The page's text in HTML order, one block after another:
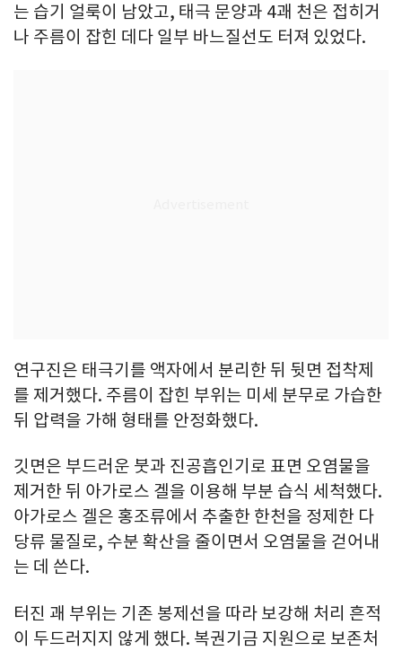
는 습기 얼룩이 남았고, 태극 문양과 4괘 천은 접히거
나 주름이 잡힌 데다 일부 바느질선도 터져 있었다.
연구진은 태극기를 액자에서 분리한 뒤 뒷면 접착제
를 제거했다. 주름이 잡힌 부위는 미세 분무로 가습한
뒤 압력을 가해 형태를 안정화했다.
깃면은 부드러운 붓과 진공흡인기로 표면 오염물을
제거한 뒤 아가로스 겔을 이용해 부분 습식 세척했다.
아가로스 겔은 홍조류에서 추출한 한천을 정제한 다
당류 물질로, 수분 확산을 줄이면서 오염물을 걷어내
는 데 쓴다.
터진 괘 부위는 기존 봉제선을 따라 보강해 처리 흔적
이 두드러지지 않게 했다. 복권기금 지원으로 보존처